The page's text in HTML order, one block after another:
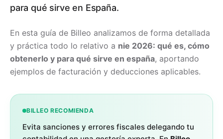
para qué sirve en España.
En esta guía de Billeo analizamos de forma detallada
y práctica todo lo relativo a nie 2026: qué es, cómo
obtenerlo y para qué sirve en españa, aportando
ejemplos de facturación y deducciones aplicables.
BILLEO RECOMIENDA
Evita sanciones y errores fiscales delegando tu